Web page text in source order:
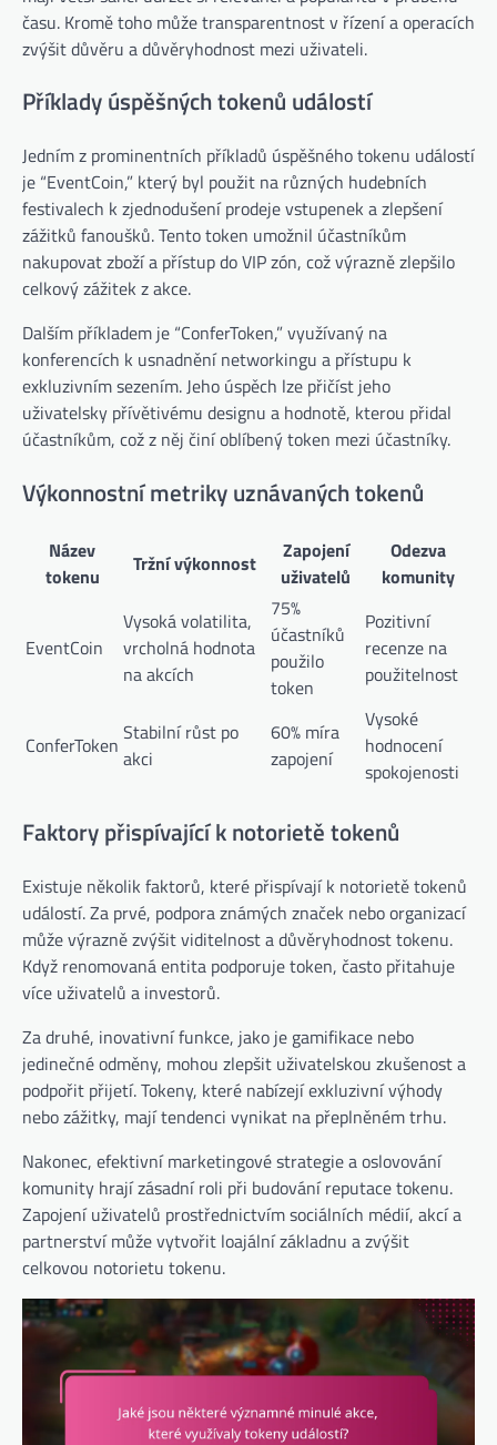
času. Kromě toho může transparentnost v řízení a operacích
zvýšit důvěru a důvěryhodnost mezi uživateli.
Příklady úspěšných tokenů událostí
Jedním z prominentních příkladů úspěšného tokenu událostí
je “EventCoin,” který byl použit na různých hudebních
festivalech k zjednodušení prodeje vstupenek a zlepšení
zážitků fanoušků. Tento token umožnil účastníkům
nakupovat zboží a přístup do VIP zón, což výrazně zlepšilo
celkový zážitek z akce.
Dalším příkladem je “ConferToken,” využívaný na
konferencích k usnadnění networkingu a přístupu k
exkluzivním sezením. Jeho úspěch lze přičíst jeho
uživatelsky přívětivému designu a hodnotě, kterou přidal
účastníkům, což z něj činí oblíbený token mezi účastníky.
Výkonnostní metriky uznávaných tokenů
Název
tokenu
Tržní výkonnost
Zapojení
uživatelů
Odezva
komunity
EventCoin
Vysoká volatilita,
vrcholná hodnota
na akcích
75%
účastníků
použilo
token
Pozitivní
recenze na
použitelnost
ConferToken Stabilní růst po
akci
60% míra
zapojení
Vysoké
hodnocení
spokojenosti
Faktory přispívající k notorietě tokenů
Existuje několik faktorů, které přispívají k notorietě tokenů
událostí. Za prvé, podpora známých značek nebo organizací
může výrazně zvýšit viditelnost a důvěryhodnost tokenu.
Když renomovaná entita podporuje token, často přitahuje
více uživatelů a investorů.
Za druhé, inovativní funkce, jako je gamifikace nebo
jedinečné odměny, mohou zlepšit uživatelskou zkušenost a
podpořit přijetí. Tokeny, které nabízejí exkluzivní výhody
nebo zážitky, mají tendenci vynikat na přeplněném trhu.
Nakonec, efektivní marketingové strategie a oslovování
komunity hrají zásadní roli při budování reputace tokenu.
Zapojení uživatelů prostřednictvím sociálních médií, akcí a
partnerství může vytvořit loajální základnu a zvýšit
celkovou notorietu tokenu.